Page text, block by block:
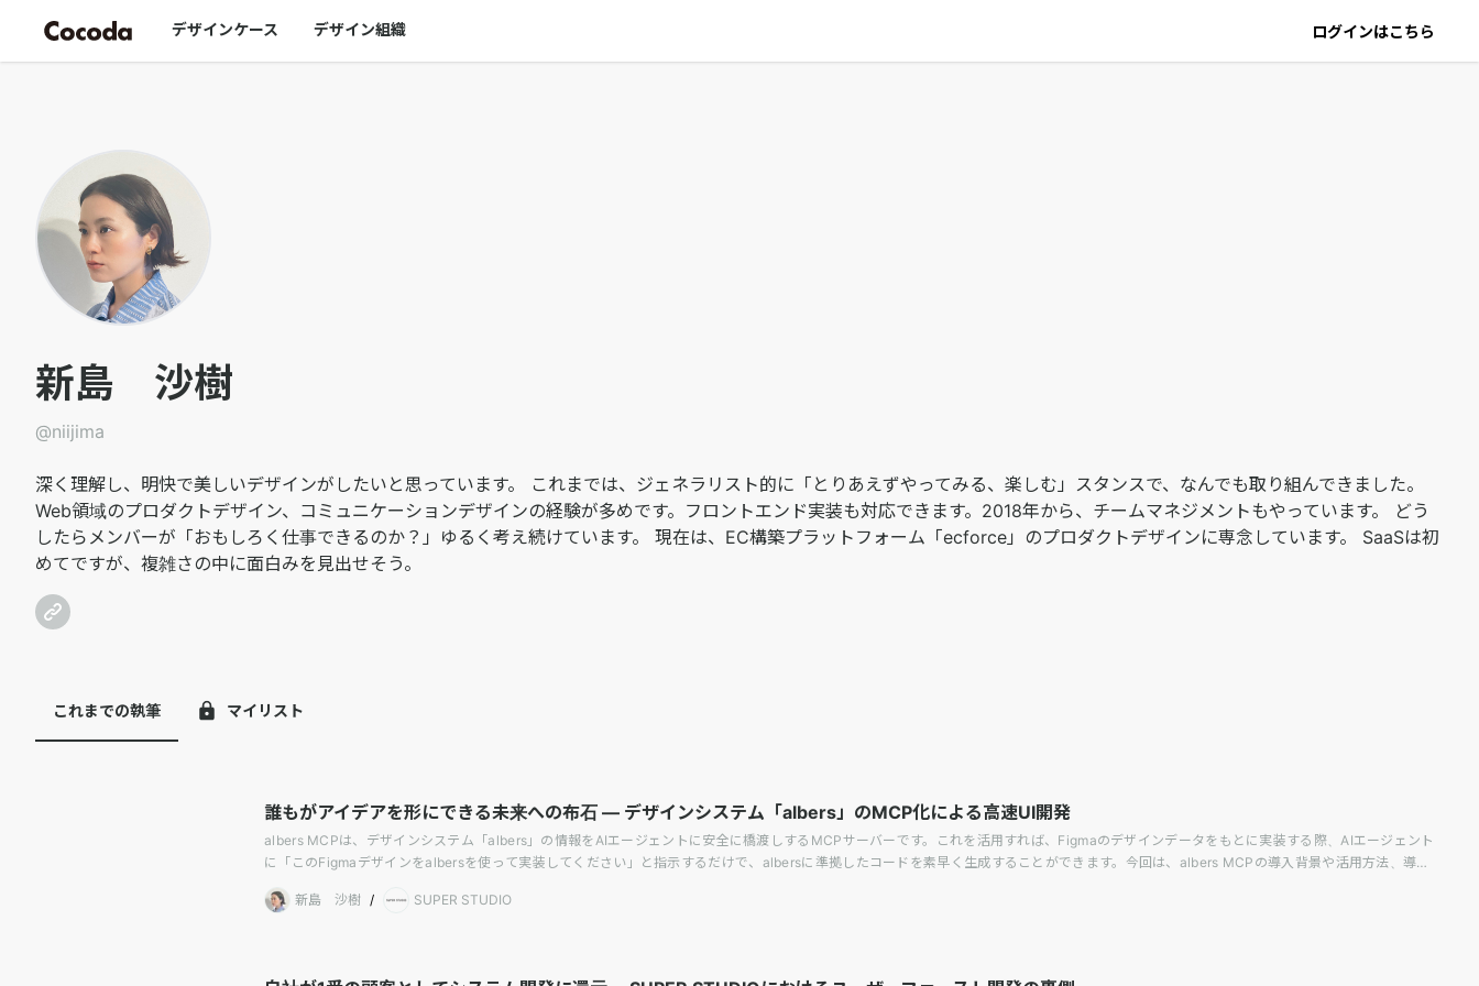
デザインケース デザイン組織 ログインはこちら
新島 沙樹
@niijima
深く理解し、明快で美しいデザインがしたいと思っています。 これまでは、ジェネラリスト的に「とりあえずやってみる、楽しむ」スタンスで、なんでも取り組んできました。
Web領域のプロダクトデザイン、コミュニケーションデザインの経験が多めです。フロントエンド実装も対応できます。2018年から、チームマネジメントもやっています。 どう
したらメンバーが「おもしろく仕事できるのか？」ゆるく考え続けています。 現在は、EC構築プラットフォーム「ecforce」のプロダクトデザインに専念しています。 SaaSは初
めてですが、複雑さの中に面白みを見出せそう。
マイリスト
これまでの執筆
誰もがアイデアを形にできる未来への布石 ― デザインシステム「albers」のMCP化による高速UI開発
albers MCPは、デザインシステム「albers」の情報をAIエージェントに安全に橋渡しするMCPサーバーです。これを活用すれば、Figmaのデザインデータをもとに実装する際、AIエージェント
に「このFigmaデザインをalbersを使って実装してください」と指示するだけで、albersに準拠したコードを素早く生成することができます。今回は、albers MCPの導入背景や活用方法、導入
成果、それらを踏まえて私たちが実現したいと考えている「誰もがアイデアを形にできる未来」についてまとめます。
新島 沙樹
/ SUPER STUDIO